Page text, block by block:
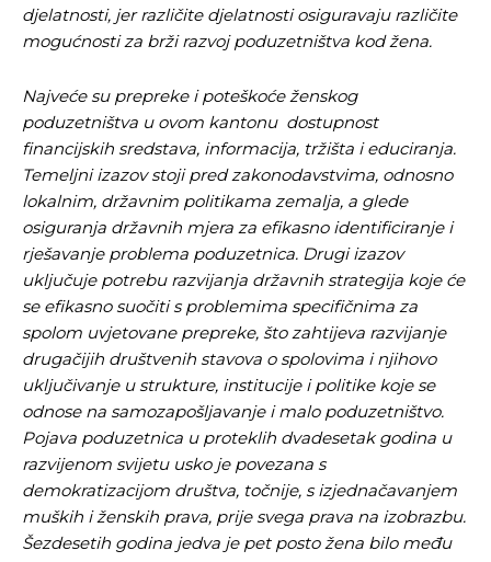
djelatnosti, jer različite djelatnosti osiguravaju različite
mogućnosti za brži razvoj poduzetništva kod žena.
Najveće su prepreke i poteškoće ženskog
poduzetništva u ovom kantonu dostupnost
financijskih sredstava, informacija, tržišta i educiranja.
Temeljni izazov stoji pred zakonodavstvima, odnosno
lokalnim, državnim politikama zemalja, a glede
osiguranja državnih mjera za efikasno identificiranje i
rješavanje problema poduzetnica. Drugi izazov
uključuje potrebu razvijanja državnih strategija koje će
se efikasno suočiti s problemima specifičnima za
spolom uvjetovane prepreke, što zahtijeva razvijanje
drugačijih društvenih stavova o spolovima i njihovo
uključivanje u strukture, institucije i politike koje se
odnose na samozapošljavanje i malo poduzetništvo.
Pojava poduzetnica u proteklih dvadesetak godina u
razvijenom svijetu usko je povezana s
demokratizacijom društva, točnije, s izjednačavanjem
muških i ženskih prava, prije svega prava na izobrazbu.
Šezdesetih godina jedva je pet posto žena bilo među